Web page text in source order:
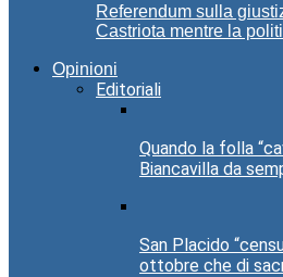
Referendum sulla
Castriota mentre la
Opinioni
Editoriali
Quando la folla
Biancavilla da
San Placido
ottobre che di